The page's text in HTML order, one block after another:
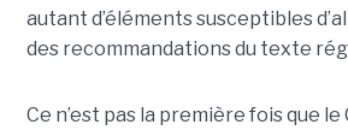
autant d’éléments susceptibles
des recommandations du texte
Ce n’est pas la première fois que